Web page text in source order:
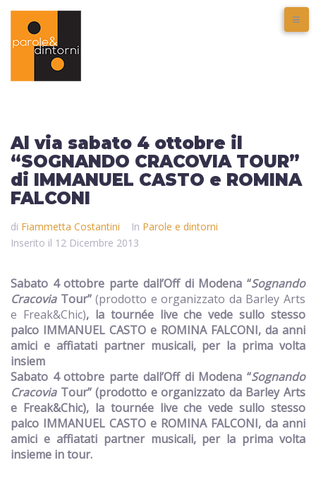
Al via sabato 4 ottobre il
“SOGNANDO CRACOVIA TOUR”
di IMMANUEL CASTO e ROMINA
FALCONI
di Fiammetta Costantini In Parole e dintorni
Inserito il 12 Dicembre 2013
Sabato 4 ottobre parte dall’Off di Modena “Sognando
CracoviaTour”(prodotto e organizzato da Barley Arts
e Freak&Chic), la tournée live che vede sullo stesso
palco IMMANUEL CASTO e ROMINA FALCONI, da anni
amici e affiatati partner musicali, per la prima volta
insiem
Sabato 4 ottobre parte dall’Off di Modena “Sognando
CracoviaTour”(prodotto e organizzato da Barley Arts
e Freak&Chic), la tournée live che vede sullo stesso
palco IMMANUEL CASTO e ROMINA FALCONI, da anni
amici e affiatati partner musicali, per la prima volta
insieme in tour.